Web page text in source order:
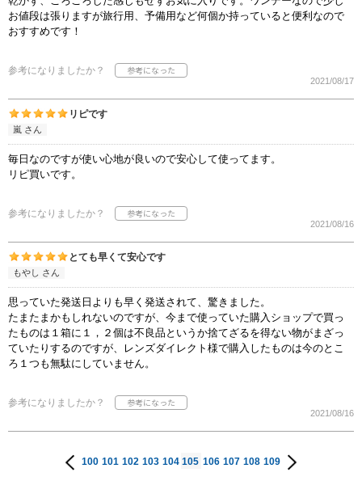
お値段は張りますが旅行用、予備用など何個か持っていると便利なので
おすすめです！
参考になりましたか？
2021/08/17
リピです
嵐 さん
毎日なのですが使い心地が良いので安心して使ってます。
リピ買いです。
参考になりましたか？
2021/08/16
とても早くて安心です
もやし さん
思っていた発送日よりも早く発送されて、驚きました。
たまたまかもしれないのですが、今まで使っていた購入ショップで買っ
たものは１箱に１，２個は不良品というか捨てざるを得ない物がまざっ
ていたりするのですが、レンズダイレクト様で購入したものは今のとこ
ろ１つも無駄にしていません。
参考になりましたか？
2021/08/16
100 101 102 103 104 105 106 107 108 109